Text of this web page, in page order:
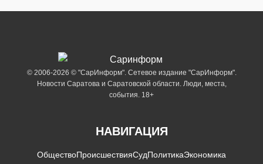
© 2006-2026 © "СарИнформ". Сетевое издание "СарИнформ".
Новости Саратова и Саратовской области. Люди, места,
события. 18+
НАВИГАЦИЯ
ОбществоПроисшествияСудПолитикаЭкономика